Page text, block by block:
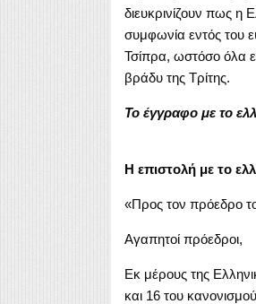
διευκρινίζουν πως η
συμφωνία εντός του
Τσίπρα, ωστόσο όλα
βράδυ της Tρίτης.
Το έγγραφο με το
Η επιστολή με το
«Προς τον πρόεδρο
Aγαπητοί πρόεδροι,
Εκ μέρους της
και 16 του